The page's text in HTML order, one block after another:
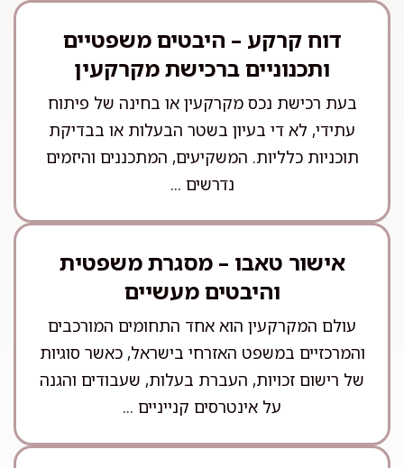
דוח קרקע – היבטים משפטיים
ותכנוניים ברכישת מקרקעין
בעת רכישת נכס מקרקעין או בחינה של פיתוח
עתידי, לא די בעיון בשטר הבעלות או בבדיקת
תוכניות כלליות. המשקיעים, המתכננים והיזמים
נדרשים ...
אישור טאבו – מסגרת משפטית
והיבטים מעשיים
עולם המקרקעין הוא אחד התחומים המורכבים
והמרכזיים במשפט האזרחי בישראל, כאשר סוגיות
של רישום זכויות, העברת בעלות, שעבודים והגנה
על אינטרסים קנייניים ...